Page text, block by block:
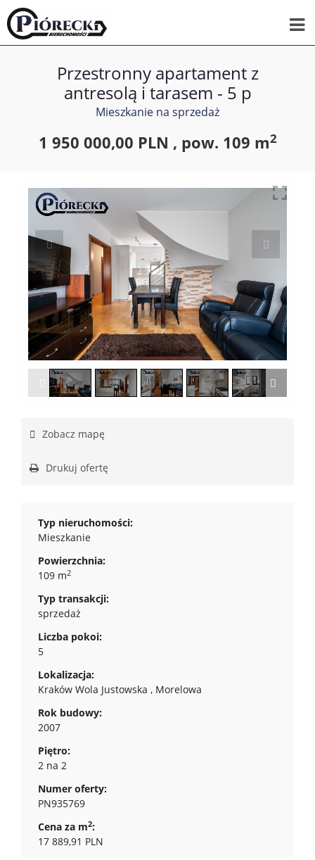
Przestronny apartament z
antresolą i tarasem - 5 p
Mieszkanie na sprzedaż
1 950 000,00 PLN , pow. 109 m2
1/20
Zobacz mapę
Drukuj ofertę
Typ nieruchomości:
Mieszkanie
Powierzchnia:
109 m2
Typ transakcji:
sprzedaż
Liczba pokoi:
5
Lokalizacja:
Kraków Wola Justowska , Morelowa
Rok budowy:
2007
Piętro:
2 na 2
Numer oferty:
PN935769
Cena za m2:
17 889,91 PLN